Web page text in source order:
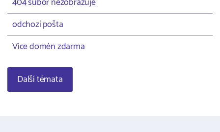
odchozí pošta
Více domén zdarma
Další témata